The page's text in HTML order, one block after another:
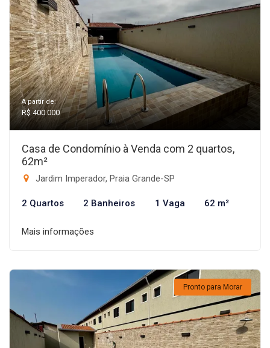
A partir de:
R$ 400.000
Casa de Condomínio à Venda com 2 quartos,
62m²
Jardim Imperador, Praia Grande-SP
2 Quartos 2 Banheiros 1 Vaga 62 m²
Mais informações
Pronto para Morar